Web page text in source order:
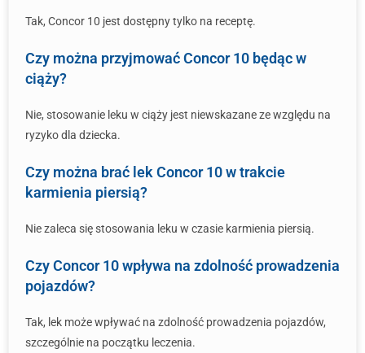
Tak, Concor 10 jest dostępny tylko na receptę.
Czy można przyjmować Concor 10 będąc w
ciąży?
Nie, stosowanie leku w ciąży jest niewskazane ze względu na
ryzyko dla dziecka.
Czy można brać lek Concor 10 w trakcie
karmienia piersią?
Nie zaleca się stosowania leku w czasie karmienia piersią.
Czy Concor 10 wpływa na zdolność prowadzenia
pojazdów?
Tak, lek może wpływać na zdolność prowadzenia pojazdów,
szczególnie na początku leczenia.